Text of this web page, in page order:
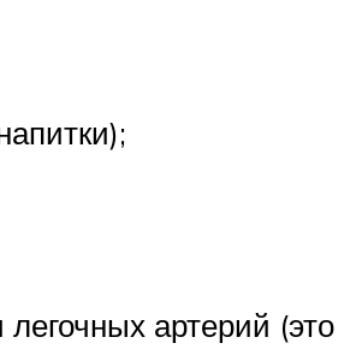
артерий (это